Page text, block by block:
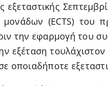
μονάδων (ECTS)
την εφαρμογή του
εξέταση
οποιαδήποτε